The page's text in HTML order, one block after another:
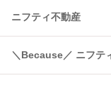
ニフティ不動産
＼Because／ ニフテ